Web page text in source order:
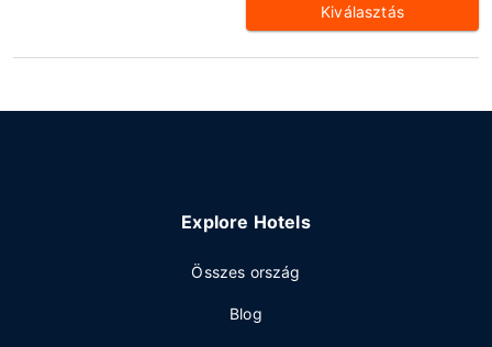
Kiválasztás
Explore Hotels
Összes ország
Blog